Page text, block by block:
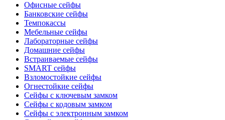
Офисные сейфы
Банковские сейфы
Темпокассы
Мебельные сейфы
Лабораторные сейфы
Домашние сейфы
Встраиваемые сейфы
SMART сейфы
Взломостойкие сейфы
Огнестойкие сейфы
Сейфы с ключевым замком
Сейфы с кодовым замком
Сейфы с электронным замком